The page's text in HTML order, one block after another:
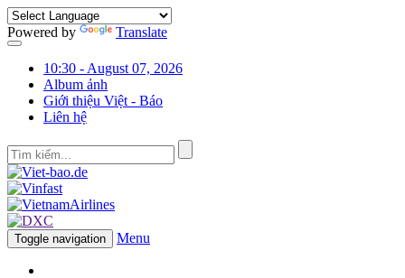
Powered by Translate
10:30 - August 07, 2026
Album ảnh
Giới thiệu Việt - Báo
Liên hệ
Toggle navigation Menu